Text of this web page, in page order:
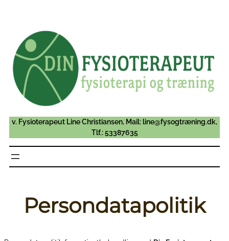
v. Fysioterapeut Line Christiansen, Mail: line@fysogtræning.dk,
Tlf.: 53387635
Persondatapolitik